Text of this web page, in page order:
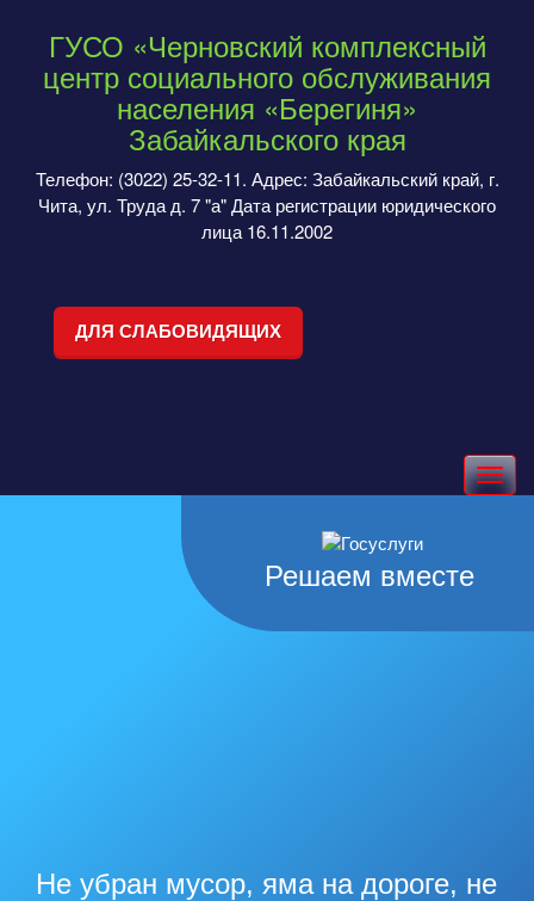
ГУСО «Черновский комплексный
центр социального обслуживания
населения «Берегиня»
Забайкальского края
Телефон: (3022) 25-32-11. Адрес: Забайкальский край, г.
Чита, ул. Труда д. 7 "а" Дата регистрации юридического
лица 16.11.2002
ДЛЯ СЛАБОВИДЯЩИХ
Toggle
navigation
Решаем вместе
Не убран мусор, яма на дороге, не